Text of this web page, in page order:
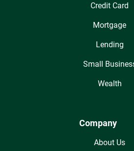
Credit Card
Mortgage
Lending
Small
Wealth
Company
About Us